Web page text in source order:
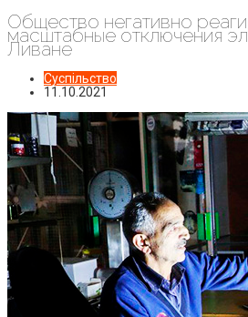
Общество негативно
масштабные отключения
Ливане
Суспільство
11.10.2021